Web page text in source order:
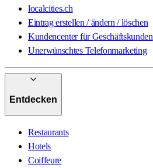
localcities.ch
Eintrag erstellen / ändern / löschen
Kundencenter für Geschäftskunden
Unerwünschtes Telefonmarketing
Entdecken
Restaurants
Hotels
Coiffeure